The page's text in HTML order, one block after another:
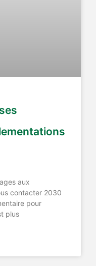
aux
contacter 2030
pour
plus